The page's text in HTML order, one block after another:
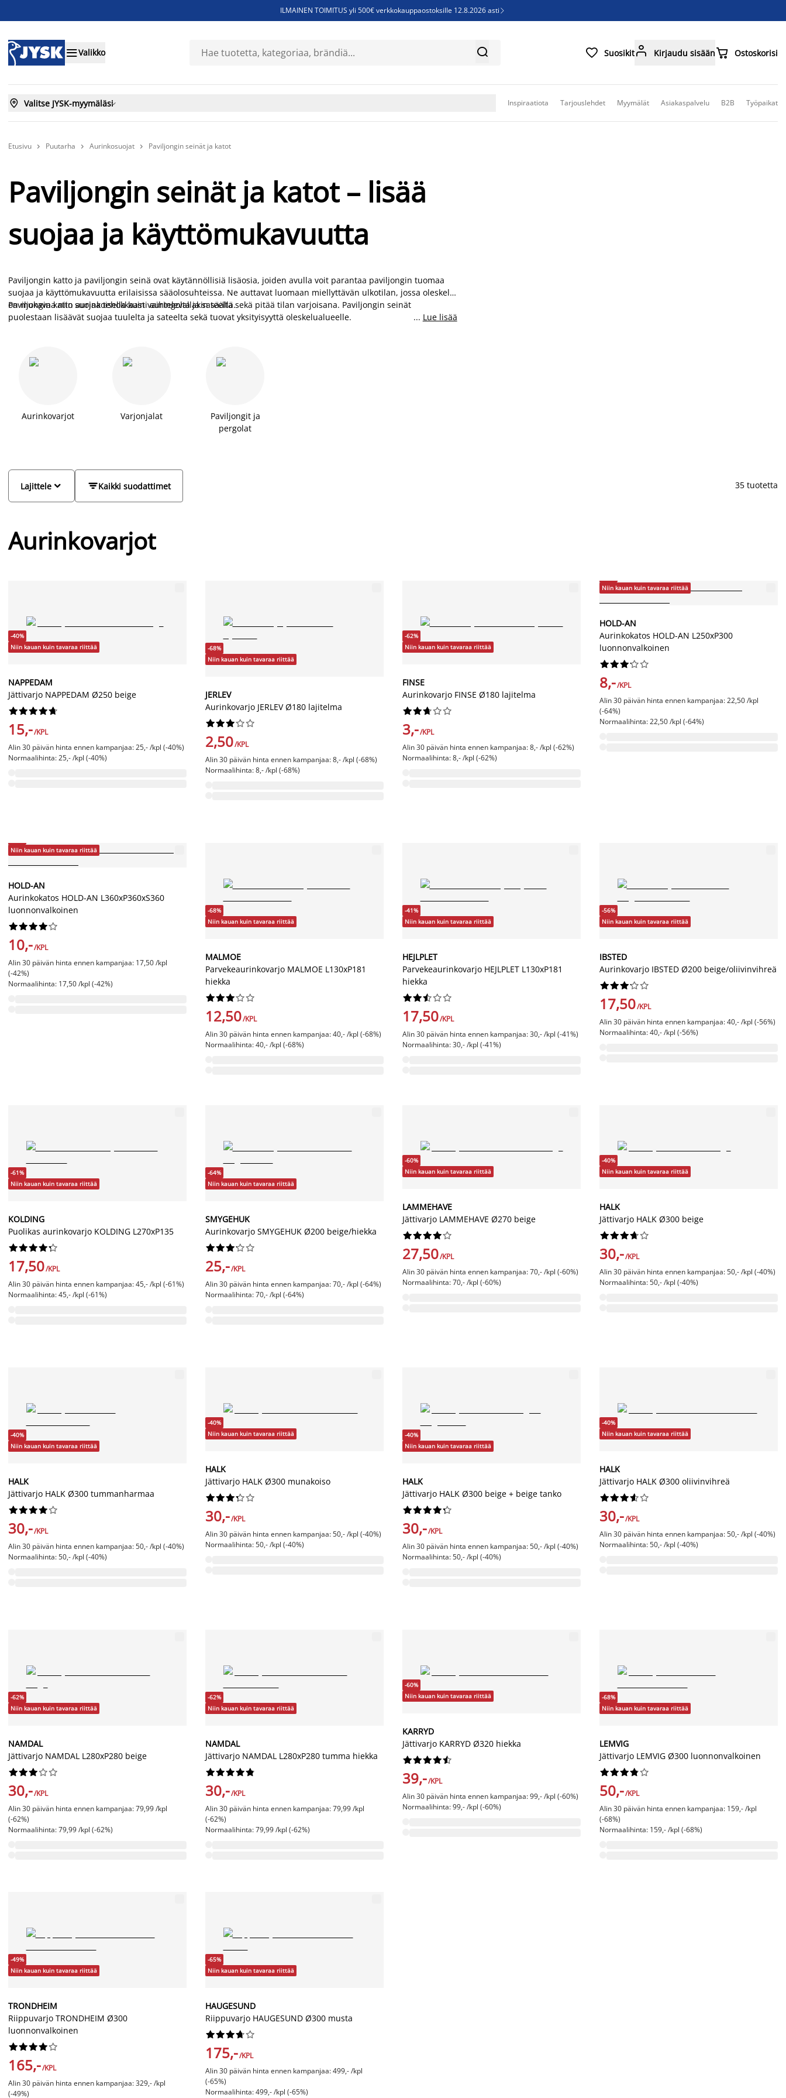
ILMAINEN TOIMITUS yli 500€ verkkokauppaostoksille 12.8.2026 asti 
Sijauspatjoja - Säästä jopa 60%
Valikko   Suosikit Kirjaudu sisään Ostoskorisi
 Valitse JYSK-myymäläsi Inspiraatiota Tarjouslehdet Myymälät Asiakaspalvelu B2B Työpaikat
Etusivu  Puutarha  Aurinkosuojat  Paviljongin seinät ja katot
Paviljongin seinät ja katot – lisää
suojaa ja käyttömukavuutta
Paviljongin katto ja paviljongin seinä ovat käytännöllisiä lisäosia, joiden avulla voit parantaa paviljongin tuomaa
suojaa ja käyttömukavuutta erilaisissa sääolosuhteissa. Ne auttavat luomaan miellyttävän ulkotilan, jossa oleskelu
on mukavaa niin aurinkoisella kuin vaihtelevallakin säällä.
Paviljongin katto suojaa tehokkaasti auringolta ja sateelta sekä pitää tilan varjoisana. Paviljongin seinät
puolestaan lisäävät suojaa tuulelta ja sateelta sekä tuovat yksityisyyttä oleskelualueelle.
... Lue lisää
Aurinkovarjot Varjonjalat
Paviljongit ja
pergolat
Kaikki suodattimet

Lajittele 35 tuotetta
Aurinkovarjot
-40%
Niin kauan kuin tavaraa riittää
NAPPEDAM
Jättivarjo NAPPEDAM Ø250 beige






15,-/KPL
Alin 30 päivän hinta ennen kampanjaa: 25,- /kpl (-40%)
Normaalihinta: 25,- /kpl (-40%)
-68%
Niin kauan kuin tavaraa riittää
JERLEV
Aurinkovarjo JERLEV Ø180 lajitelma






2,50/KPL
Alin 30 päivän hinta ennen kampanjaa: 8,- /kpl (-68%)
Normaalihinta: 8,- /kpl (-68%)
-62%
Niin kauan kuin tavaraa riittää
FINSE
Aurinkovarjo FINSE Ø180 lajitelma






3,-/KPL
Alin 30 päivän hinta ennen kampanjaa: 8,- /kpl (-62%)
Normaalihinta: 8,- /kpl (-62%)
Niin kauan kuin tavaraa riittää
HOLD-AN
Aurinkokatos HOLD-AN L250xP300
luonnonvalkoinen






8,-/KPL
Alin 30 päivän hinta ennen kampanjaa: 22,50 /kpl
(-64%)
Normaalihinta: 22,50 /kpl (-64%)
Niin kauan kuin tavaraa riittää
HOLD-AN
Aurinkokatos HOLD-AN L360xP360xS360
luonnonvalkoinen






10,-/KPL
Alin 30 päivän hinta ennen kampanjaa: 17,50 /kpl
(-42%)
Normaalihinta: 17,50 /kpl (-42%)
-68%
Niin kauan kuin tavaraa riittää
MALMOE
Parvekeaurinkovarjo MALMOE L130xP181
hiekka






12,50/KPL
Alin 30 päivän hinta ennen kampanjaa: 40,- /kpl (-68%)
Normaalihinta: 40,- /kpl (-68%)
-41%
Niin kauan kuin tavaraa riittää
HEJLPLET
Parvekeaurinkovarjo HEJLPLET L130xP181
hiekka






17,50/KPL
Alin 30 päivän hinta ennen kampanjaa: 30,- /kpl (-41%)
Normaalihinta: 30,- /kpl (-41%)
-56%
Niin kauan kuin tavaraa riittää
IBSTED
Aurinkovarjo IBSTED Ø200 beige/oliivinvihreä






17,50/KPL
Alin 30 päivän hinta ennen kampanjaa: 40,- /kpl (-56%)
Normaalihinta: 40,- /kpl (-56%)
-61%
Niin kauan kuin tavaraa riittää
KOLDING
Puolikas aurinkovarjo KOLDING L270xP135






17,50/KPL
Alin 30 päivän hinta ennen kampanjaa: 45,- /kpl (-61%)
Normaalihinta: 45,- /kpl (-61%)
-64%
Niin kauan kuin tavaraa riittää
SMYGEHUK
Aurinkovarjo SMYGEHUK Ø200 beige/hiekka






25,-/KPL
Alin 30 päivän hinta ennen kampanjaa: 70,- /kpl (-64%)
Normaalihinta: 70,- /kpl (-64%)
-60%
Niin kauan kuin tavaraa riittää
LAMMEHAVE
Jättivarjo LAMMEHAVE Ø270 beige






27,50/KPL
Alin 30 päivän hinta ennen kampanjaa: 70,- /kpl (-60%)
Normaalihinta: 70,- /kpl (-60%)
-40%
Niin kauan kuin tavaraa riittää
HALK
Jättivarjo HALK Ø300 beige






30,-/KPL
Alin 30 päivän hinta ennen kampanjaa: 50,- /kpl (-40%)
Normaalihinta: 50,- /kpl (-40%)
-40%
Niin kauan kuin tavaraa riittää
HALK
Jättivarjo HALK Ø300 tummanharmaa






30,-/KPL
Alin 30 päivän hinta ennen kampanjaa: 50,- /kpl (-40%)
Normaalihinta: 50,- /kpl (-40%)
-40%
Niin kauan kuin tavaraa riittää
HALK
Jättivarjo HALK Ø300 munakoiso






30,-/KPL
Alin 30 päivän hinta ennen kampanjaa: 50,- /kpl (-40%)
Normaalihinta: 50,- /kpl (-40%)
-40%
Niin kauan kuin tavaraa riittää
HALK
Jättivarjo HALK Ø300 beige + beige tanko






30,-/KPL
Alin 30 päivän hinta ennen kampanjaa: 50,- /kpl (-40%)
Normaalihinta: 50,- /kpl (-40%)
-40%
Niin kauan kuin tavaraa riittää
HALK
Jättivarjo HALK Ø300 oliivinvihreä






30,-/KPL
Alin 30 päivän hinta ennen kampanjaa: 50,- /kpl (-40%)
Normaalihinta: 50,- /kpl (-40%)
-62%
Niin kauan kuin tavaraa riittää
NAMDAL
Jättivarjo NAMDAL L280xP280 beige






30,-/KPL
Alin 30 päivän hinta ennen kampanjaa: 79,99 /kpl
(-62%)
Normaalihinta: 79,99 /kpl (-62%)
-62%
Niin kauan kuin tavaraa riittää
NAMDAL
Jättivarjo NAMDAL L280xP280 tumma hiekka






30,-/KPL
Alin 30 päivän hinta ennen kampanjaa: 79,99 /kpl
(-62%)
Normaalihinta: 79,99 /kpl (-62%)
-60%
Niin kauan kuin tavaraa riittää
KARRYD
Jättivarjo KARRYD Ø320 hiekka






39,-/KPL
Alin 30 päivän hinta ennen kampanjaa: 99,- /kpl (-60%)
Normaalihinta: 99,- /kpl (-60%)
-68%
Niin kauan kuin tavaraa riittää
LEMVIG
Jättivarjo LEMVIG Ø300 luonnonvalkoinen






50,-/KPL
Alin 30 päivän hinta ennen kampanjaa: 159,- /kpl
(-68%)
Normaalihinta: 159,- /kpl (-68%)
-49%
Niin kauan kuin tavaraa riittää
TRONDHEIM
Riippuvarjo TRONDHEIM Ø300
luonnonvalkoinen






165,-/KPL
Alin 30 päivän hinta ennen kampanjaa: 329,- /kpl
(-49%)
-65%
Niin kauan kuin tavaraa riittää
HAUGESUND
Riippuvarjo HAUGESUND Ø300 musta






175,-/KPL
Alin 30 päivän hinta ennen kampanjaa: 499,- /kpl
(-65%)
Normaalihinta: 499,- /kpl (-65%)